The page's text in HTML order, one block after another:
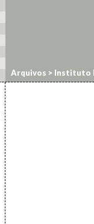
Arquivos > Instituto
Cacheu>B5 - Posto